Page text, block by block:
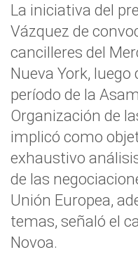
La iniciativa del
Vázquez de
cancilleres del
Nueva York, luego
período de la
Organización de
implicó como
exhaustivo
de las
Unión Europea,
temas, señaló el
Novoa.